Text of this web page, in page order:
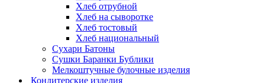
Хлеб отрубной
Хлеб на сыворотке
Хлеб тостовый
Хлеб национальный
Сухари Батоны
Сушки Баранки Бублики
Мелкоштучные булочные изделия
Кондитерские изделия